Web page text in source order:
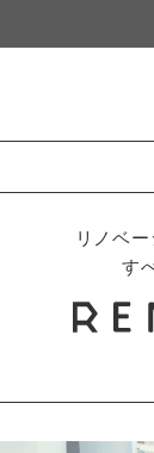
リノベ
す